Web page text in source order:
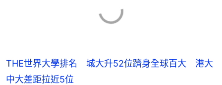
THE世界大學排名 城大升52位躋身全球百大 港大
中大差距拉近5位